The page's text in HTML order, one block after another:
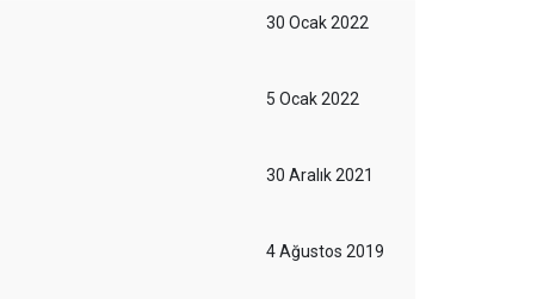
30 Ocak 2022
5 Ocak 2022
30 Aralık 2021
4 Ağustos 2019